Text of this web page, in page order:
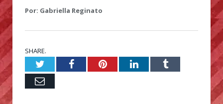
Por: Gabriella Reginato
SHARE.
TwitterFacebookPinterestLinkedInTumblr
Email